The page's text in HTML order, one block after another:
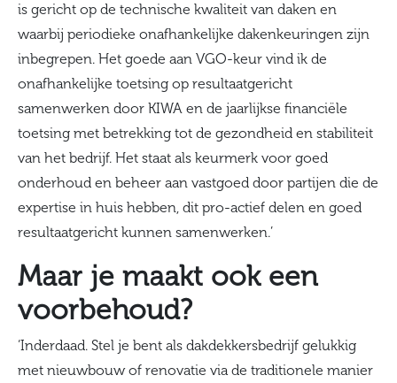
is gericht op de technische kwaliteit van daken en
waarbij periodieke onafhankelijke dakenkeuringen zijn
inbegrepen. Het goede aan VGO-keur vind ik de
onafhankelijke toetsing op resultaatgericht
samenwerken door KIWA en de jaarlijkse financiële
toetsing met betrekking tot de gezondheid en stabiliteit
van het bedrijf. Het staat als keurmerk voor goed
onderhoud en beheer aan vastgoed door partijen die de
expertise in huis hebben, dit pro-actief delen en goed
resultaatgericht kunnen samenwerken.’
Maar je maakt ook een
voorbehoud?
‘Inderdaad. Stel je bent als dakdekkersbedrijf gelukkig
met nieuwbouw of renovatie via de traditionele manier